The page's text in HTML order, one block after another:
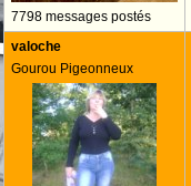
7798 messages postés
valoche
Gourou Pigeonneux